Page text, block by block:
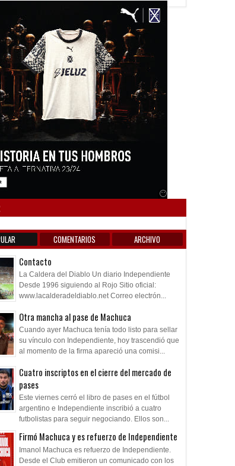
COMENTARIOS ARCHIVO
Contacto
La Caldera del Diablo Un diario Independiente
Desde 1996 siguiendo al Rojo Sitio oficial:
www.lacalderadeldiablo.net Correo electrón...
Otra mancha al pase de Machuca
Cuando ayer Machuca tenía todo listo para sellar
su vínculo con Independiente, hoy trascendió que
al momento de la firma apareció una comisi...
Cuatro inscriptos en el cierre del mercado de
pases
Este viernes cerró el libro de pases en el fútbol
argentino e Independiente inscribió a cuatro
futbolistas para seguir negociando. Ellos son...
Firmó Machuca y es refuerzo de Independiente
Imanol Machuca es refuerzo de Independiente.
Desde el Club emitieron un comunicado con los